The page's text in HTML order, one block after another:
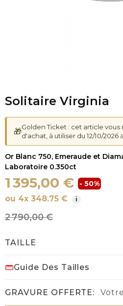
Solitaire Virginia
🎁Golden Ticket : cet article
d'achat, à utiliser du 12/10/2026
Or Blanc 750, Emeraude et
Laboratoire 0.350ct
1 395,00 € - 50%
ou 4x 348.75 € i
2 790,00 €
TAILLE
Guide Des Tailles
GRAVURE OFFERTE: